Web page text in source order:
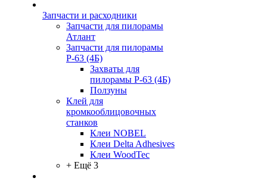
Запчасти и расходники
Запчасти для пилорамы
Атлант
Запчасти для пилорамы
Р-63 (4Б)
Захваты для
пилорамы Р-63 (4Б)
Ползуны
Клей для
кромкооблицовочных
станков
Клеи NOBEL
Клеи Delta Adhesives
Клеи WoodTec
+ Ещё 3